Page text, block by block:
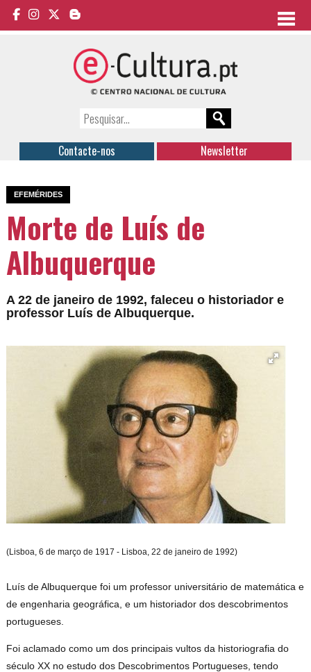
Contacte-nos Newsletter
EFEMÉRIDES
Morte de Luís de
Albuquerque
A 22 de janeiro de 1992, faleceu o historiador e
professor Luís de Albuquerque.
(Lisboa, 6 de março de 1917 - Lisboa, 22 de janeiro de 1992)
Luís de Albuquerque foi um professor universitário de matemática e
de engenharia geográfica, e um historiador dos descobrimentos
portugueses.
Foi aclamado como um dos principais vultos da historiografia do
século XX no estudo dos Descobrimentos Portugueses, tendo